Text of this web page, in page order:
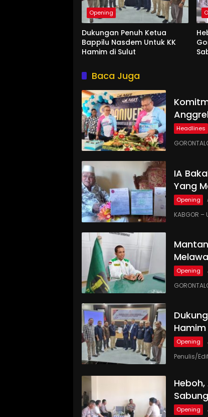
Opening
Dukungan Penuh Ketua
Bappilu Nasdem Untuk KK
Hamim di Sulut
Baca Juga
Headlines
IA
Yang
Opening
KABGOR
Opening
Opening
Penulis/
Opening